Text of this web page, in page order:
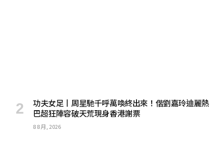
功夫女足丨周星馳千呼萬喚終出來！偕劉嘉玲迪麗熱
巴超狂陣容破天荒現身香港謝票
8 8 月, 2026